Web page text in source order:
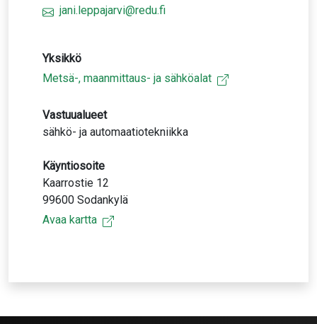
jani.leppajarvi@redu.fi
Yksikkö
Metsä-, maanmittaus- ja sähköalat
Vastuualueet
sähkö- ja automaatiotekniikka
Käyntiosoite
Kaarrostie 12
99600 Sodankylä
Avaa kartta